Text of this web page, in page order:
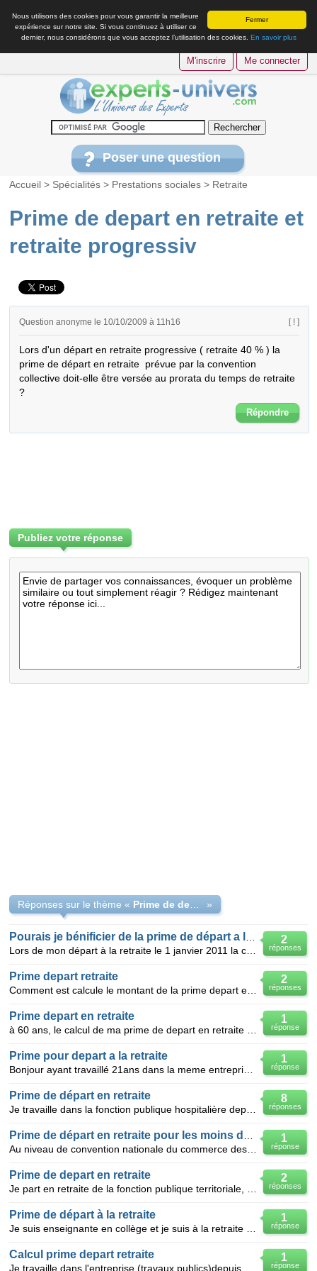
Fermer
Nous utilisons des cookies pour vous garantir la meilleure
expérience sur notre site. Si vous continuez à utiliser ce
dernier, nous considérons que vous acceptez l’utilisation des cookies. En savoir plus
M'inscrire Me connecter
Poser une question
Accueil > Spécialités > Prestations sociales > Retraite
Prime de depart en retraite et
retraite progressiv
Question anonyme le 10/10/2009 à 11h16 [ ! ]
Lors d'un départ en retraite progressive ( retraite 40 % ) la
prime de départ en retraite  prévue par la convention
collective doit-elle être versée au prorata du temps de retraite
?
Répondre
Publiez votre réponse
Réponses sur le thème « »
2
réponses
2
réponses
Prime depart retraite
1
réponse
Prime depart en retraite
1
réponse
Prime pour depart a la retraite
8
réponses
Prime de départ en retraite
1
réponse
2
réponses
Prime de depart en retraite
1
réponse
Prime de départ à la retraite
1
réponse
Calcul prime depart retraite